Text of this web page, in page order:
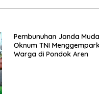
Pembunuhan Janda
Oknum TNI
Warga di Pondok Aren